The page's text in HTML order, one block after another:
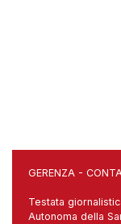
GERENZA -
Testata
Autonoma della